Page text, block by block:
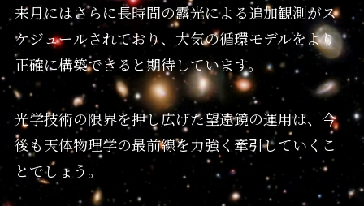
来月にはさらに長時間の露光による追加観測がス
ケジュールされており、大気の循環モデルをより
正確に構築できると期待しています。
光学技術の限界を押し広げた望遠鏡の運用は、今
後も天体物理学の最前線を力強く牽引していくこ
とでしょう。